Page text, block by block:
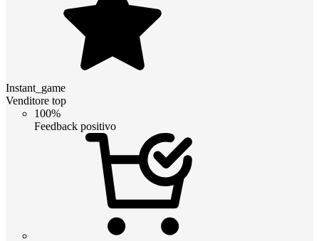
Instant_game
Venditore top
100%
Feedback positivo